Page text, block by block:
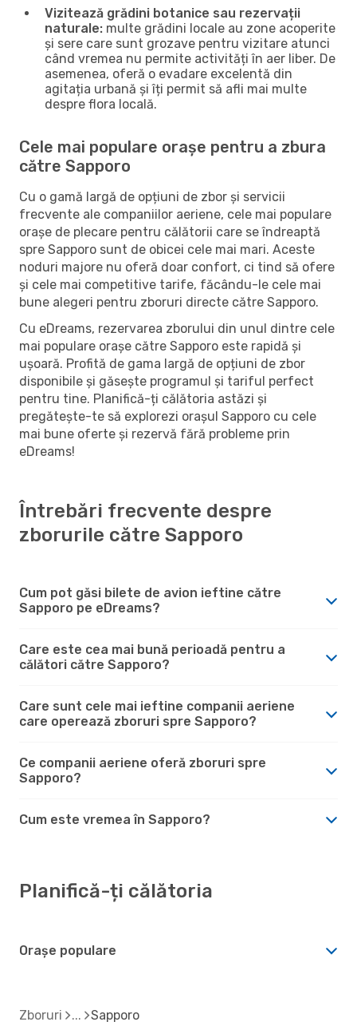
Vizitează grădini botanice sau rezervații
naturale: multe grădini locale au zone acoperite
și sere care sunt grozave pentru vizitare atunci
când vremea nu permite activități în aer liber. De
asemenea, oferă o evadare excelentă din
agitația urbană și îți permit să afli mai multe
despre flora locală.
Cele mai populare orașe pentru a zbura
către Sapporo
Cu o gamă largă de opțiuni de zbor și servicii
frecvente ale companiilor aeriene, cele mai populare
orașe de plecare pentru călătorii care se îndreaptă
spre Sapporo sunt de obicei cele mai mari. Aceste
noduri majore nu oferă doar confort, ci tind să ofere
și cele mai competitive tarife, făcându-le cele mai
bune alegeri pentru zboruri directe către Sapporo.
Cu eDreams, rezervarea zborului din unul dintre cele
mai populare orașe către Sapporo este rapidă și
ușoară. Profită de gama largă de opțiuni de zbor
disponibile și găsește programul și tariful perfect
pentru tine. Planifică-ți călătoria astăzi și
pregătește-te să explorezi orașul Sapporo cu cele
mai bune oferte și rezervă fără probleme prin
eDreams!
Întrebări frecvente despre
zborurile către Sapporo
Cum pot găsi bilete de avion ieftine către
Sapporo pe eDreams?
Care este cea mai bună perioadă pentru a
călători către Sapporo?
Care sunt cele mai ieftine companii aeriene
care operează zboruri spre Sapporo?
Ce companii aeriene oferă zboruri spre
Sapporo?
Cum este vremea în Sapporo?
Planifică-ți călătoria
Orașe populare
Zboruri Sapporo